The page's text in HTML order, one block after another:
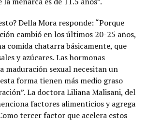
Della Mora responde: “Porque
cambió en los últimos 20-25 años,
comida chatarra básicamente, que
y azúcares. Las hormonas
maduración sexual necesitan un
forma tienen más medio graso
La doctora Liliana Malisani, del
factores alimenticios y agrega
tercer factor que acelera estos